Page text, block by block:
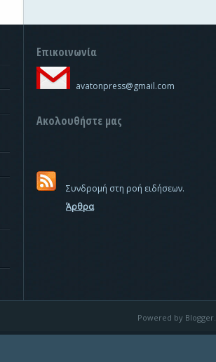
Επικοινωνία
avatonpress@gmail.com
Ακολουθήστε μας
Συνδρομή στη ροή ειδήσεων.
Άρθρα
Powered by Blogger.